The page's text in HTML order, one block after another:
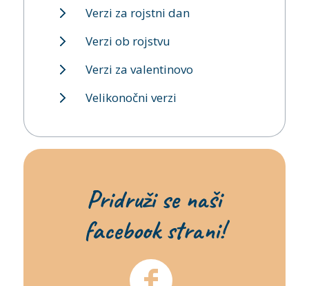
Verzi za rojstni dan
Verzi ob rojstvu
Verzi za valentinovo
Velikonočni verzi
Pridruži se naši
facebook strani!